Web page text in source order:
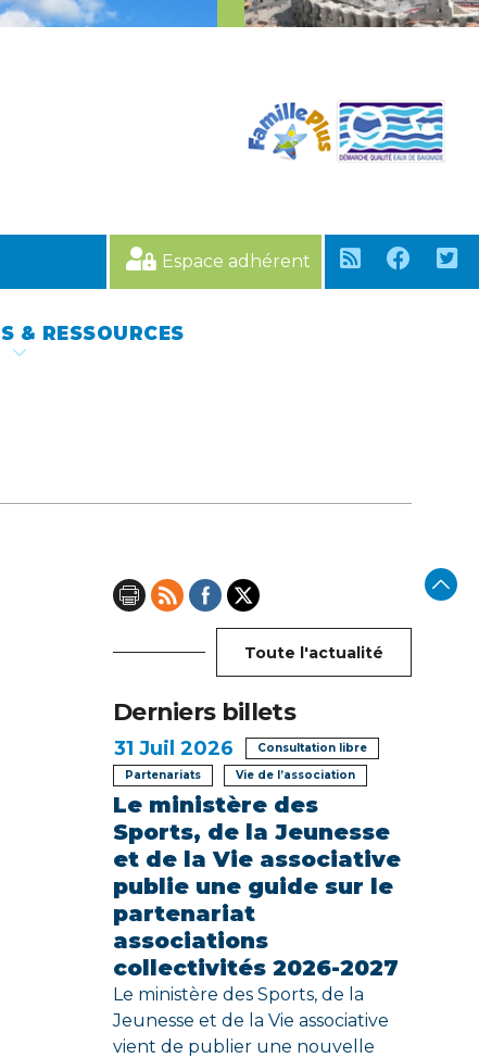
Espace adhérent
& RESSOURCES
Toute l'actualité
Derniers billets
31 Juil 2026
Consultation libre
Partenariats
Vie de l’association
Le ministère des
Sports, de la Jeunesse
et de la Vie associative
publie une guide sur le
partenariat
associations
collectivités 2026-2027
Le ministère des Sports, de la
Jeunesse et de la Vie associative
vient de publier une nouvelle